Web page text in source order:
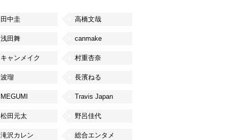
田中圭 高橋文哉
浅田舞 canmake
キャンメイク 村重杏奈
波瑠 長濱ねる
MEGUMI Travis Japan
松田元太 野呂佳代
滝沢カレン 総合エンタメ